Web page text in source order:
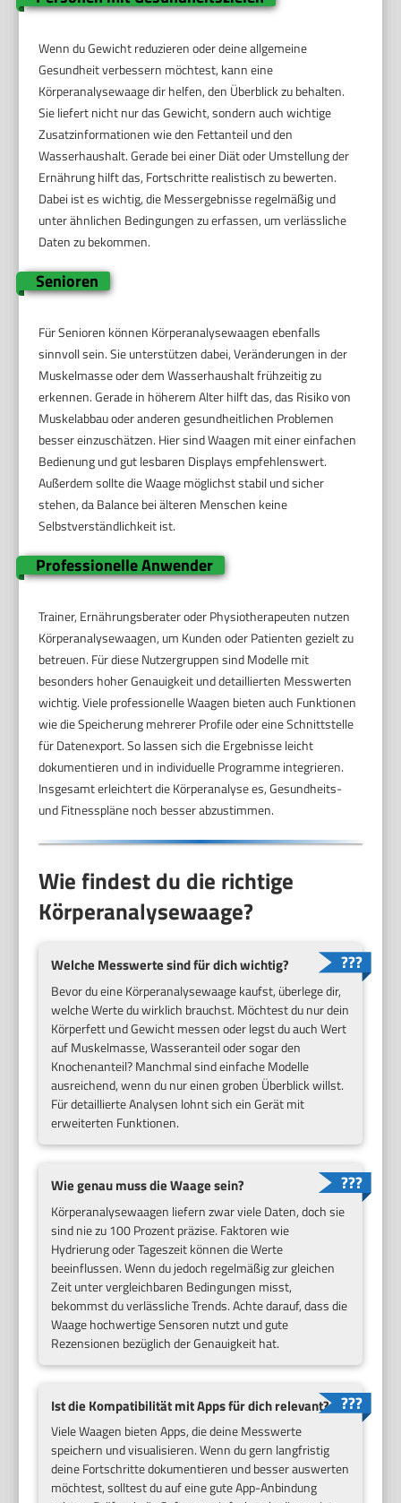
Wenn du Gewicht reduzieren oder deine allgemeine
Gesundheit verbessern möchtest, kann eine
Körperanalysewaage dir helfen, den Überblick zu behalten.
Sie liefert nicht nur das Gewicht, sondern auch wichtige
Zusatzinformationen wie den Fettanteil und den
Wasserhaushalt. Gerade bei einer Diät oder Umstellung der
Ernährung hilft das, Fortschritte realistisch zu bewerten.
Dabei ist es wichtig, die Messergebnisse regelmäßig und
unter ähnlichen Bedingungen zu erfassen, um verlässliche
Daten zu bekommen.
Senioren
Für Senioren können Körperanalysewaagen ebenfalls
sinnvoll sein. Sie unterstützen dabei, Veränderungen in der
Muskelmasse oder dem Wasserhaushalt frühzeitig zu
erkennen. Gerade in höherem Alter hilft das, das Risiko von
Muskelabbau oder anderen gesundheitlichen Problemen
besser einzuschätzen. Hier sind Waagen mit einer einfachen
Bedienung und gut lesbaren Displays empfehlenswert.
Außerdem sollte die Waage möglichst stabil und sicher
stehen, da Balance bei älteren Menschen keine
Selbstverständlichkeit ist.
Professionelle Anwender
Trainer, Ernährungsberater oder Physiotherapeuten nutzen
Körperanalysewaagen, um Kunden oder Patienten gezielt zu
betreuen. Für diese Nutzergruppen sind Modelle mit
besonders hoher Genauigkeit und detaillierten Messwerten
wichtig. Viele professionelle Waagen bieten auch Funktionen
wie die Speicherung mehrerer Profile oder eine Schnittstelle
für Datenexport. So lassen sich die Ergebnisse leicht
dokumentieren und in individuelle Programme integrieren.
Insgesamt erleichtert die Körperanalyse es, Gesundheits-
und Fitnesspläne noch besser abzustimmen.
Wie findest du die richtige
Körperanalysewaage?
Welche Messwerte sind für dich wichtig?
Bevor du eine Körperanalysewaage kaufst, überlege dir,
welche Werte du wirklich brauchst. Möchtest du nur dein
Körperfett und Gewicht messen oder legst du auch Wert
auf Muskelmasse, Wasseranteil oder sogar den
Knochenanteil? Manchmal sind einfache Modelle
ausreichend, wenn du nur einen groben Überblick willst.
Für detaillierte Analysen lohnt sich ein Gerät mit
erweiterten Funktionen.
Wie genau muss die Waage sein?
Körperanalysewaagen liefern zwar viele Daten, doch sie
sind nie zu 100 Prozent präzise. Faktoren wie
Hydrierung oder Tageszeit können die Werte
beeinflussen. Wenn du jedoch regelmäßig zur gleichen
Zeit unter vergleichbaren Bedingungen misst,
bekommst du verlässliche Trends. Achte darauf, dass die
Waage hochwertige Sensoren nutzt und gute
Rezensionen bezüglich der Genauigkeit hat.
Ist die Kompatibilität mit Apps für dich relevant?
Viele Waagen bieten Apps, die deine Messwerte
speichern und visualisieren. Wenn du gern langfristig
deine Fortschritte dokumentieren und besser auswerten
möchtest, solltest du auf eine gute App-Anbindung